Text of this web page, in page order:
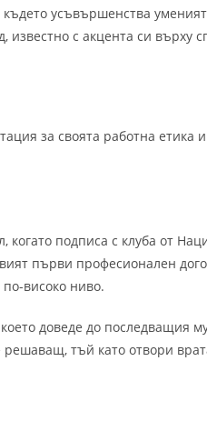
усъвършенства
с акцента си върху
за своята работна
подписа с клуба от
първи професионален
високо ниво.
доведе до последващия
тъй като отвори